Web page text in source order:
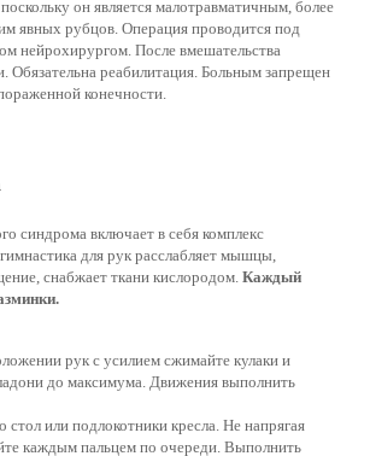
он является малотравматичным, более
явных рубцов. Операция проводится под
нейрохирургом. После вмешательства
Обязательна реабилитация. Больным запрещен
конечности.
синдрома включает в себя комплекс
для рук расслабляет мышцы,
снабжает ткани кислородом. Каждый
рук с усилием сжимайте кулаки и
до максимума. Движения выполнить
стол или подлокотники кресла. Не напрягая
каждым пальцем по очереди. Выполнить